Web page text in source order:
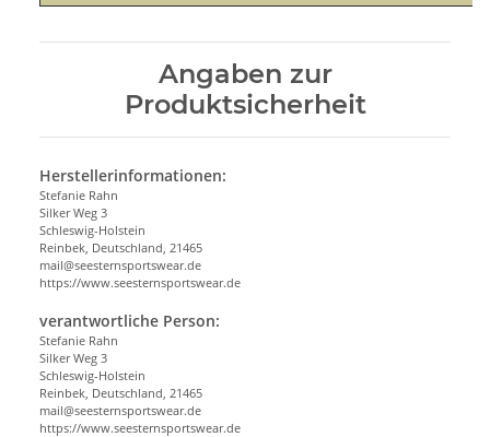
Angaben zur
Produktsicherheit
Herstellerinformationen:
Stefanie Rahn
Silker Weg 3
Schleswig-Holstein
Reinbek, Deutschland, 21465
mail@seesternsportswear.de
https://www.seesternsportswear.de
verantwortliche Person:
Stefanie Rahn
Silker Weg 3
Schleswig-Holstein
Reinbek, Deutschland, 21465
mail@seesternsportswear.de
https://www.seesternsportswear.de